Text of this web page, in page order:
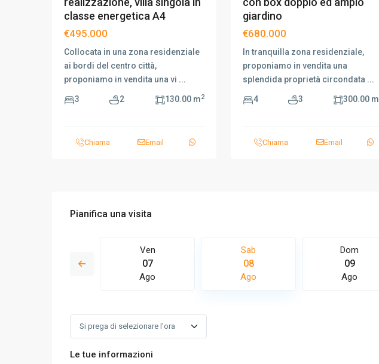
classe energetica A4
€495.000
Collocata in una zona residenziale
ai bordi del centro città,
proponiamo in vendita una vi ...
3 2 130.00 m2
Chiama Email
giardino
€680.000
In tranquilla zona residenziale,
proponiamo in vendita una
splendida proprietà circondata ...
4 3 300.00 m
Chiama Email
Pianifica una visita
Ven
07
Ago
Sab
08
Ago
Dom
09
Ago
Le tue informazioni